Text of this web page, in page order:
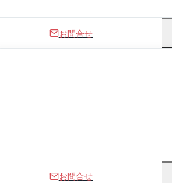
お問合せ
お問合せ